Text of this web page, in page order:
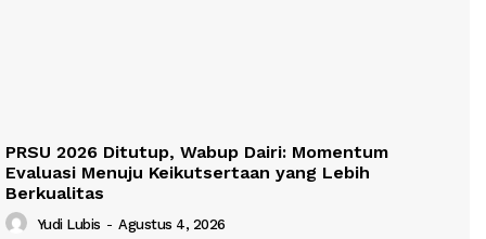
PRSU 2026 Ditutup, Wabup Dairi: Momentum
Evaluasi Menuju Keikutsertaan yang Lebih
Berkualitas
Yudi Lubis - Agustus 4, 2026